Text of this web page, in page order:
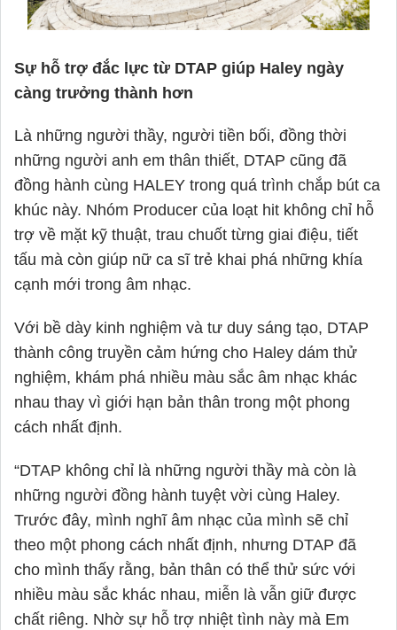
Sự hỗ trợ đắc lực từ DTAP giúp Haley ngày
càng trưởng thành hơn
Là những người thầy, người tiền bối, đồng thời
những người anh em thân thiết, DTAP cũng đã
đồng hành cùng HALEY trong quá trình chắp bút ca
khúc này. Nhóm Producer của loạt hit không chỉ hỗ
trợ về mặt kỹ thuật, trau chuốt từng giai điệu, tiết
tấu mà còn giúp nữ ca sĩ trẻ khai phá những khía
cạnh mới trong âm nhạc.
Với bề dày kinh nghiệm và tư duy sáng tạo, DTAP
thành công truyền cảm hứng cho Haley dám thử
nghiệm, khám phá nhiều màu sắc âm nhạc khác
nhau thay vì giới hạn bản thân trong một phong
cách nhất định.
“DTAP không chỉ là những người thầy mà còn là
những người đồng hành tuyệt vời cùng Haley.
Trước đây, mình nghĩ âm nhạc của mình sẽ chỉ
theo một phong cách nhất định, nhưng DTAP đã
cho mình thấy rằng, bản thân có thể thử sức với
nhiều màu sắc khác nhau, miễn là vẫn giữ được
chất riêng. Nhờ sự hỗ trợ nhiệt tình này mà Em